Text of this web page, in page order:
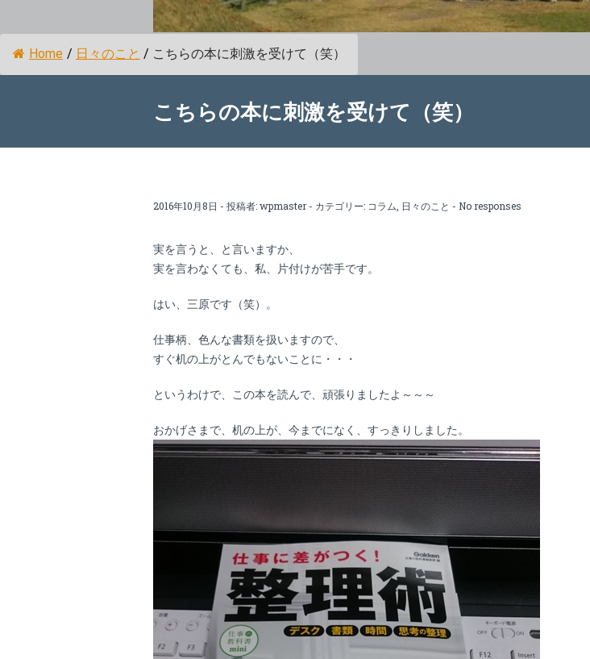
Home / 日々のこと / こちらの本に刺激を受けて（笑）
こちらの本に刺激を受けて（笑）
2016年10月8日 - 投稿者:wpmaster - カテゴリー: コラム 日々のこと - No responses
実を言うと、と言いますか、
実を言わなくても、私、片付けが苦手です。
はい、三原です（笑）。
仕事柄、色んな書類を扱いますので、
すぐ机の上がとんでもないことに・・・
というわけで、この本を読んで、頑張りましたよ～～～
おかげさまで、机の上が、今までになく、すっきりしました。